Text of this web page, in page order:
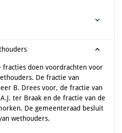
fracties doen voordrachten voor
De fractie van
B. Drees voor, de fractie van
ter Braak en de fractie van de
De gemeenteraad besluit
wethouders.